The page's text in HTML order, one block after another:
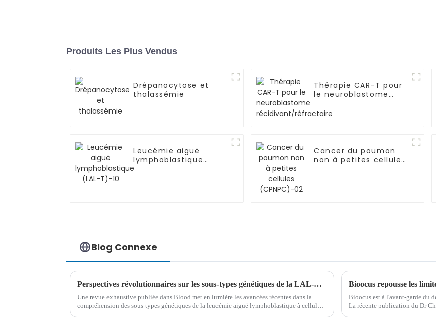
Produits Les Plus Vendus
Drépanocytose et
thalassémie
Thérapie CAR-T pour
le neuroblastome
Leucémie aiguë
lymphoblastique
(LAL-T)-10
Cancer du poumon
non à petites cellules
Blog Connexe
Perspectives révolutionnaires sur les sous-types génétiques de la LAL-B chez l'adulte
Une revue exhaustive publiée dans Blood met en lumière les avancées récentes dans la
compréhension des sous-types génétiques de la leucémie aiguë lymphoblastique à cellules
Bioocus est à l'avant-garde du
La récente publication du Dr